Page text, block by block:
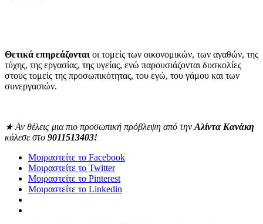
Θετικά επηρεάζονται οι τομείς των οικονομικών, των αγαθών, της
τύχης, της εργασίας, της υγείας, ενώ παρουσιάζονται δυσκολίες
στους τομείς της προσωπικότητας, του εγώ, του γάμου και των
συνεργασιών.
★Αν θέλεις μια πιο προσωπική πρόβλεψη από την Αλίντα Κανάκη
κάλεσε στο 9011513403!
Μοιραστείτε το Facebook
Μοιραστείτε το Twitter
Μοιραστείτε το Pinterest
Μοιραστείτε το Linkedin